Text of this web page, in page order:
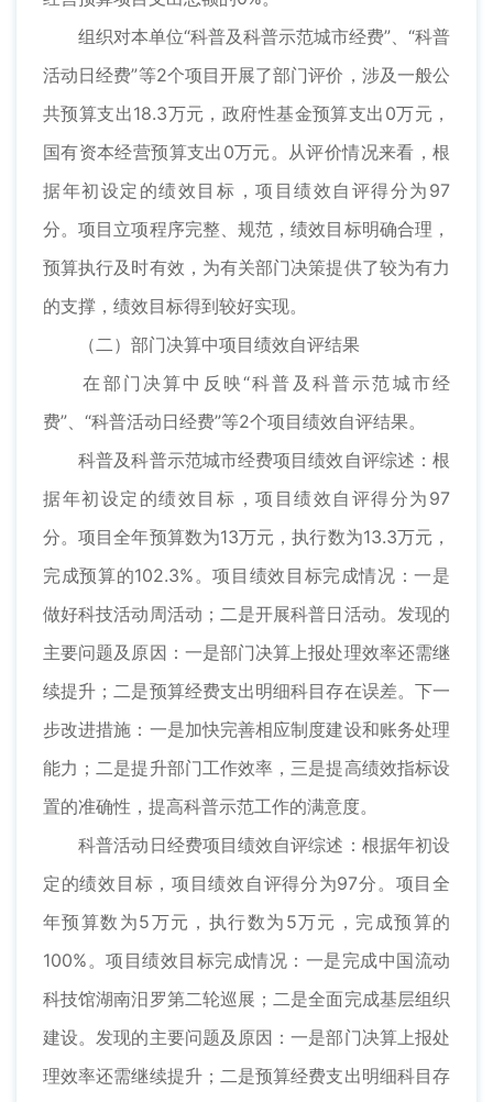
组织对本单位“科普及科普示范城市经费”、“科普
活动日经费”等2个项目开展了部门评价，涉及一般公
共预算支出18.3万元，政府性基金预算支出0万元，
国有资本经营预算支出0万元。从评价情况来看，根
据年初设定的绩效目标，项目绩效自评得分为97
分。项目立项程序完整、规范，绩效目标明确合理，
预算执行及时有效，为有关部门决策提供了较为有力
的支撑，绩效目标得到较好实现。
（二）部门决算中项目绩效自评结果
在部门决算中反映“科普及科普示范城市经
费”、“科普活动日经费”等2个项目绩效自评结果。
科普及科普示范城市经费项目绩效自评综述：根
据年初设定的绩效目标，项目绩效自评得分为97
分。项目全年预算数为13万元，执行数为13.3万元，
完成预算的102.3%。项目绩效目标完成情况：一是
做好科技活动周活动；二是开展科普日活动。发现的
主要问题及原因：一是部门决算上报处理效率还需继
续提升；二是预算经费支出明细科目存在误差。下一
步改进措施：一是加快完善相应制度建设和账务处理
能力；二是提升部门工作效率，三是提高绩效指标设
置的准确性，提高科普示范工作的满意度。
科普活动日经费项目绩效自评综述：根据年初设
定的绩效目标，项目绩效自评得分为97分。项目全
年预算数为5万元，执行数为5万元，完成预算的
100%。项目绩效目标完成情况：一是完成中国流动
科技馆湖南汨罗第二轮巡展；二是全面完成基层组织
建设。发现的主要问题及原因：一是部门决算上报处
理效率还需继续提升；二是预算经费支出明细科目存